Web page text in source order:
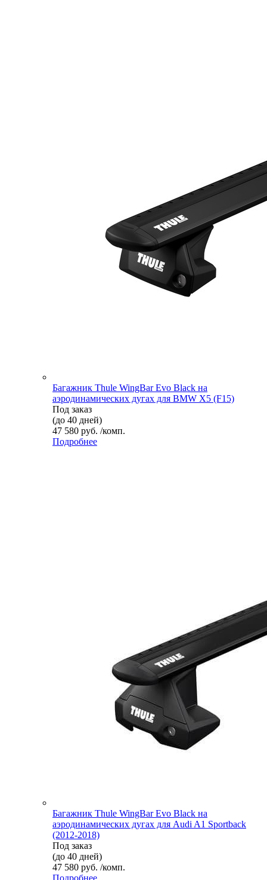
Багажник Thule WingBar Evo Black на
аэродинамических дугах для BMW X5 (F15)
Под заказ
(до 40 дней)
47 580 руб. /комп.
Подробнее
Багажник Thule WingBar Evo Black на
аэродинамических дугах для Audi A1 Sportback
(2012-2018)
Под заказ
(до 40 дней)
47 580 руб. /комп.
Подробнее